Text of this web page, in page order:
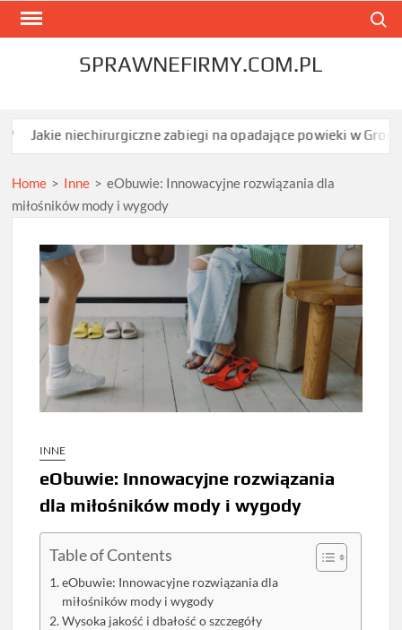
Skip
SPRAWNEFIRMY.COM.PL
zabiegi na opadające powieki w Grodzisku
Home > Inne > eObuwie: Innowacyjne rozwiązania dla
miłośników mody i wygody
INNE
eObuwie: Innowacyjne rozwiązania
dla miłośników mody i wygody
Table of Contents
eObuwie: Innowacyjne rozwiązania dla
miłośników mody i wygody
Wysoka jakość i dbałość o szczegóły